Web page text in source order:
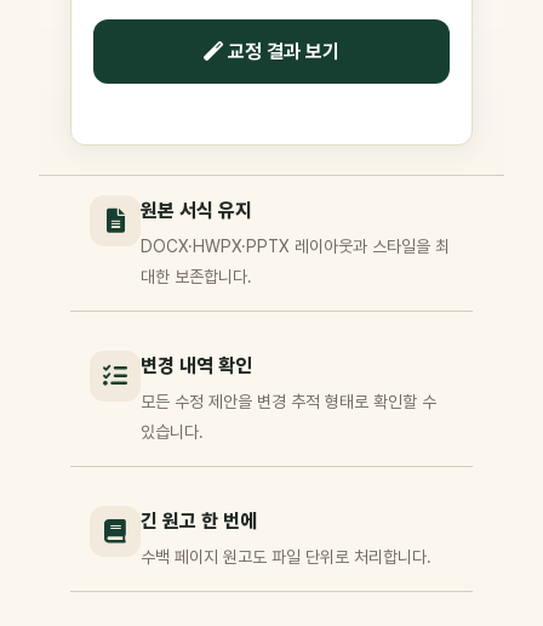
교정 결과 보기
원본 서식 유지
DOCX·HWPX·PPTX 레이아웃과 스타일을 최
대한 보존합니다.
변경 내역 확인
모든 수정 제안을 변경 추적 형태로 확인할 수
있습니다.
긴 원고 한 번에
수백 페이지 원고도 파일 단위로 처리합니다.